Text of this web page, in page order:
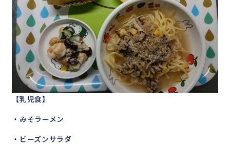
【乳児食】
・みそラーメン
・ビーズンサラダ